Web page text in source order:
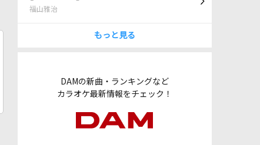
福山雅治
もっと見る
DAMの新曲・ランキングなど
カラオケ最新情報をチェック！